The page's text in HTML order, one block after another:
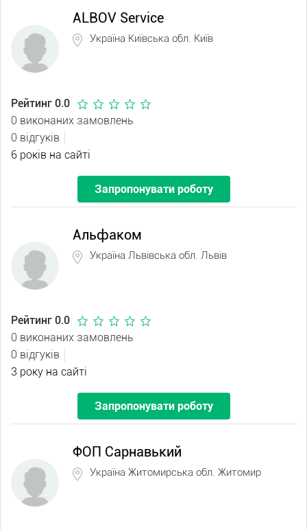
ALBOV Service
Україна Київська обл. Київ
Рейтинг 0.0
0 виконаних замовлень
0 відгуків
6 років на сайті
Запропонувати роботу
Альфаком
Україна Львівська обл. Львів
Рейтинг 0.0
0 виконаних замовлень
0 відгуків
3 року на сайті
Запропонувати роботу
ФОП Сарнавький
Україна Житомирська обл. Житомир